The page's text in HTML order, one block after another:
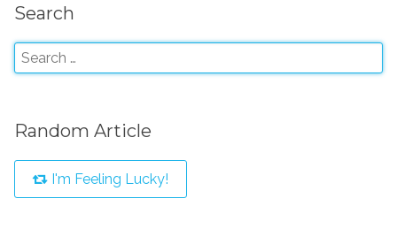
Search
Random Article
I'm Feeling Lucky!